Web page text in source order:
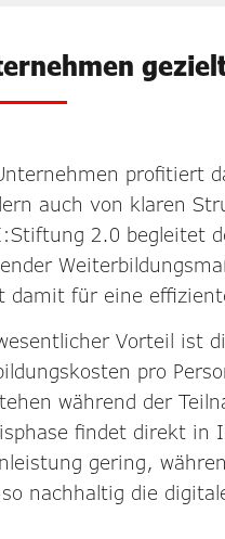
profitiert
auch von klaren
2.0 begleitet
damit für eine
Vorteil ist
pro
während der
findet direkt in
gering,
nachhaltig die